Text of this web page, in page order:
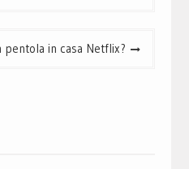
pentola in casa Netflix?